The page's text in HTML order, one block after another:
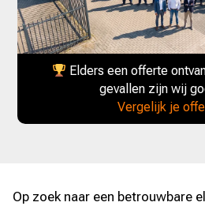
Elders een offerte
gevallen zijn wij
Vergelijk je
Op zoek naar een betrouwbare